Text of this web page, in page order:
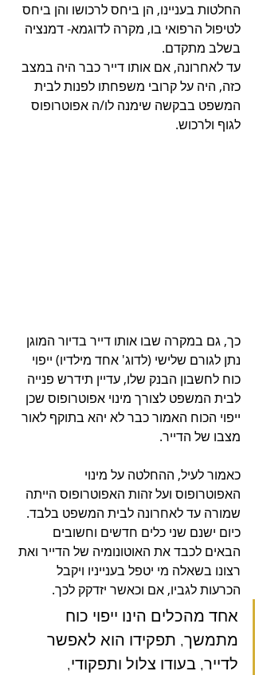
החלטות בעניינו, הן ביחס לרכושו והן ביחס
לטיפול הרפואי בו, מקרה לדוגמא- דמנציה
בשלב מתקדם.
עד לאחרונה, אם אותו דייר כבר היה במצב
כזה, היה על קרובי משפחתו לפנות לבית
המשפט בבקשה שימנה לו/ה אפוטרופוס
לגוף ולרכוש.
כך, גם במקרה שבו אותו דייר בדיור המוגן
נתן לגורם שלישי (לדוג' אחד מילדיו) ייפוי
כוח לחשבון הבנק שלו, עדיין תידרש פנייה
לבית המשפט לצורך מינוי אפוטרופוס שכן
ייפוי הכוח האמור כבר לא יהא בתוקף לאור
מצבו של הדייר.
כאמור לעיל, ההחלטה על מינוי
האפוטרופוס ועל זהות האפוטרופוס הייתה
שמורה עד לאחרונה לבית המשפט בלבד.
כיום ישנם שני כלים חדשים וחשובים
הבאים לכבד את האוטונומיה של הדייר ואת
רצונו בשאלה מי יטפל בענייניו ויקבל
הכרעות לגביו, אם וכאשר יזדקק לכך.
אחד מהכלים הינו ייפוי כוח
מתמשך, תפקידו הוא לאפשר
לדייר, בעודו צלול ותפקודי,